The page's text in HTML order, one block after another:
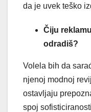
da je uvek teško
Čiju
odradiš?
Volela bih da
njenoj modnoj
ostavljaju
spoj